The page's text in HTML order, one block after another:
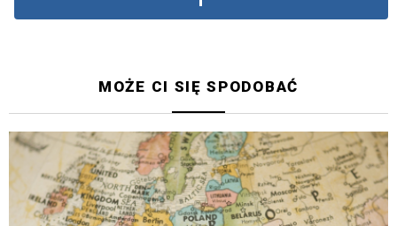
MOŻE CI SIĘ SPODOBAĆ